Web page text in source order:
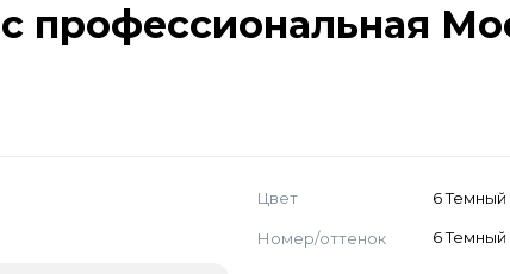
профессиональная
Цвет 6
Номер/оттенок 6